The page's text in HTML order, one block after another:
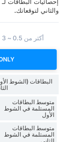
والثاني لتوقعاتك.
أكثر من 0.5 ~ 3 (ش1/ش2)
البطاقات (الشوط
متوسط البطاقات
المستلمة في الشوط
الأول
متوسط البطاقات
المستلمة في الشوط